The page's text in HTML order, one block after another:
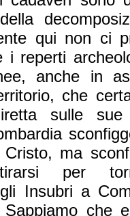
qui non ci
i reperti
anche in
che
sulle
Cristo, ma
per
Insubri a
Sappiamo che